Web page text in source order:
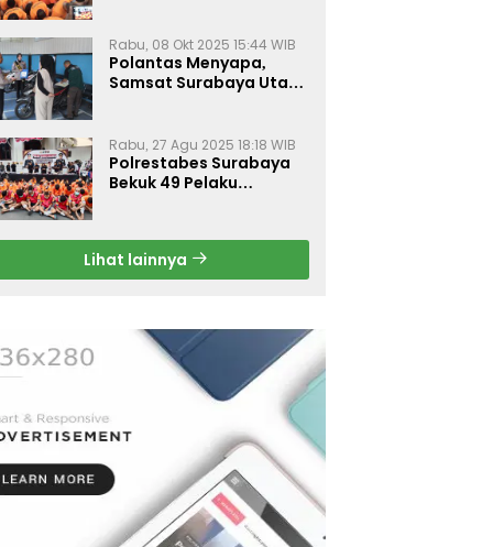
Rabu, 08 Okt 2025 15:44 WIB
Polantas Menyapa,
Samsat Surabaya Utara
Rabu, 27 Agu 2025 18:18 WIB
Polrestabes Surabaya
Bekuk 49 Pelaku
Gratis
Lihat lainnya